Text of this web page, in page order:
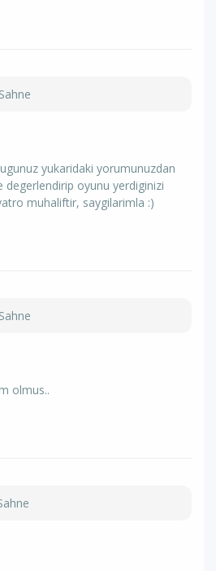
yukaridaki yorumunuzdan
degerlendirip oyunu yerdiginizi
muhaliftir, saygilarimla :)
olmus..